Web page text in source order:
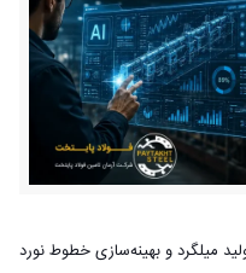
میلگرد و بهینه‌سازی خطوط نورد